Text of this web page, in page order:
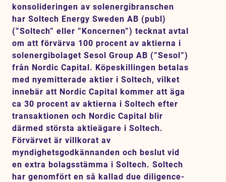
Karriär
Jobb
Kontakt
SV EN
konsolideringen av solenergibranschen
har Soltech Energy Sweden AB (publ)
(”Soltech” eller ”Koncernen”) tecknat avtal
om att förvärva 100 procent av aktierna i
solenergibolaget Sesol Group AB (”Sesol”)
från Nordic Capital. Köpeskillingen betalas
med nyemitterade aktier i Soltech, vilket
innebär att Nordic Capital kommer att äga
ca 30 procent av aktierna i Soltech efter
transaktionen och Nordic Capital blir
därmed största aktieägare i Soltech.
Förvärvet är villkorat av
myndighetsgodkännanden och beslut vid
en extra bolagsstämma i Soltech. Soltech
har genomfört en så kallad due diligence-